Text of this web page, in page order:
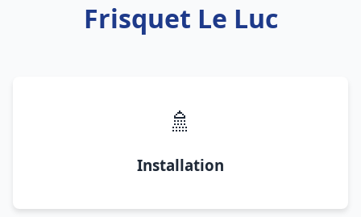
Frisquet Le Luc
🚿
Installation